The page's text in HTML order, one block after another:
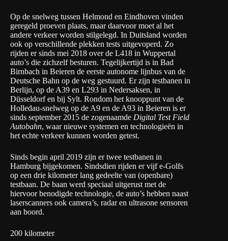
Op de snelweg tussen Helmond en Eindhoven vinden
geregeld proeven plaats, maar daarvoor moet al het
andere verkeer worden stilgelegd. In Duitsland worden
ook op verschillende plekken tests uitgevoperd. Zo
rijden er sinds mei 2018 over de L418 in Wuppertal
auto’s die zichzelf besturen. Tegelijkertijd is in Bad
Birnbach in Beieren de eerste autonome lijnbus van de
Deutsche Bahn op de weg gestuurd. Er zijn testbanen in
Berlijn, op de A39 en L293 in Nedersaksen, in
Düsseldorf en bij Sylt. Rondom het knooppunt van de
Holledau-snelweg op de A9 en de A93 in Beieren is er
sinds september 2015 de zogenaamde Digital Test Field
Autobahn, waar nieuwe systemen en technologieën in
het echte verkeer kunnen worden getest.
Sinds begin april 2019 zijn er twee testbanen in
Hamburg bijgekomen. Sindsdien rijden er vijf e-Golfs
op een drie kilometer lang gedeelte van (openbare)
testbaan. De baan werd speciaal uitgerust met de
hiervoor benodigde technologie, de auto’s hebben naast
laserscanners ook camera’s, radar en ultrasone sensoren
aan boord.
200 kilometer